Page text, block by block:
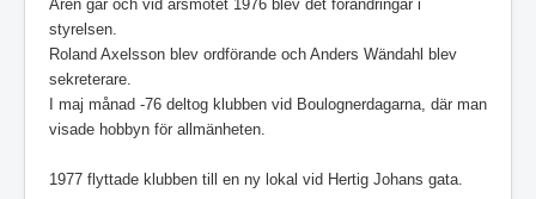
Åren går och vid årsmötet 1976 blev det förändringar i
styrelsen.
Roland Axelsson blev ordförande och Anders Wändahl blev
sekreterare.
I maj månad -76 deltog klubben vid Boulognerdagarna, där man
visade hobbyn för allmänheten.
1977 flyttade klubben till en ny lokal vid Hertig Johans gata.